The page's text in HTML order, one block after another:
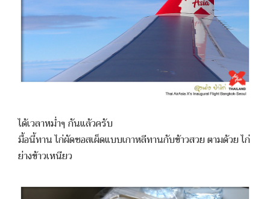
ได้เวลาหม่ำๆ กันแล้วครับ
มื้อนี้ทาน ไก่ผัดซอสเผ็ดแบบเกาหลีทานกับข้าวสวย ตามด้วย ไก่
ย่างข้าวเหนียว